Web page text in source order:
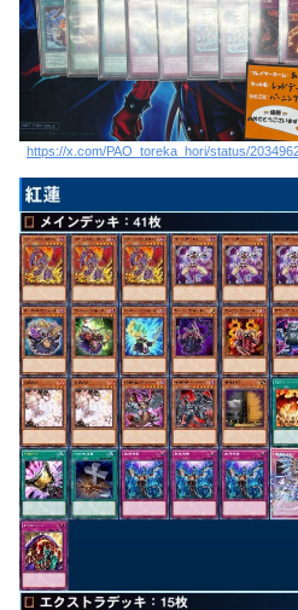
https://x.com/PAO_toreka_hori/status/